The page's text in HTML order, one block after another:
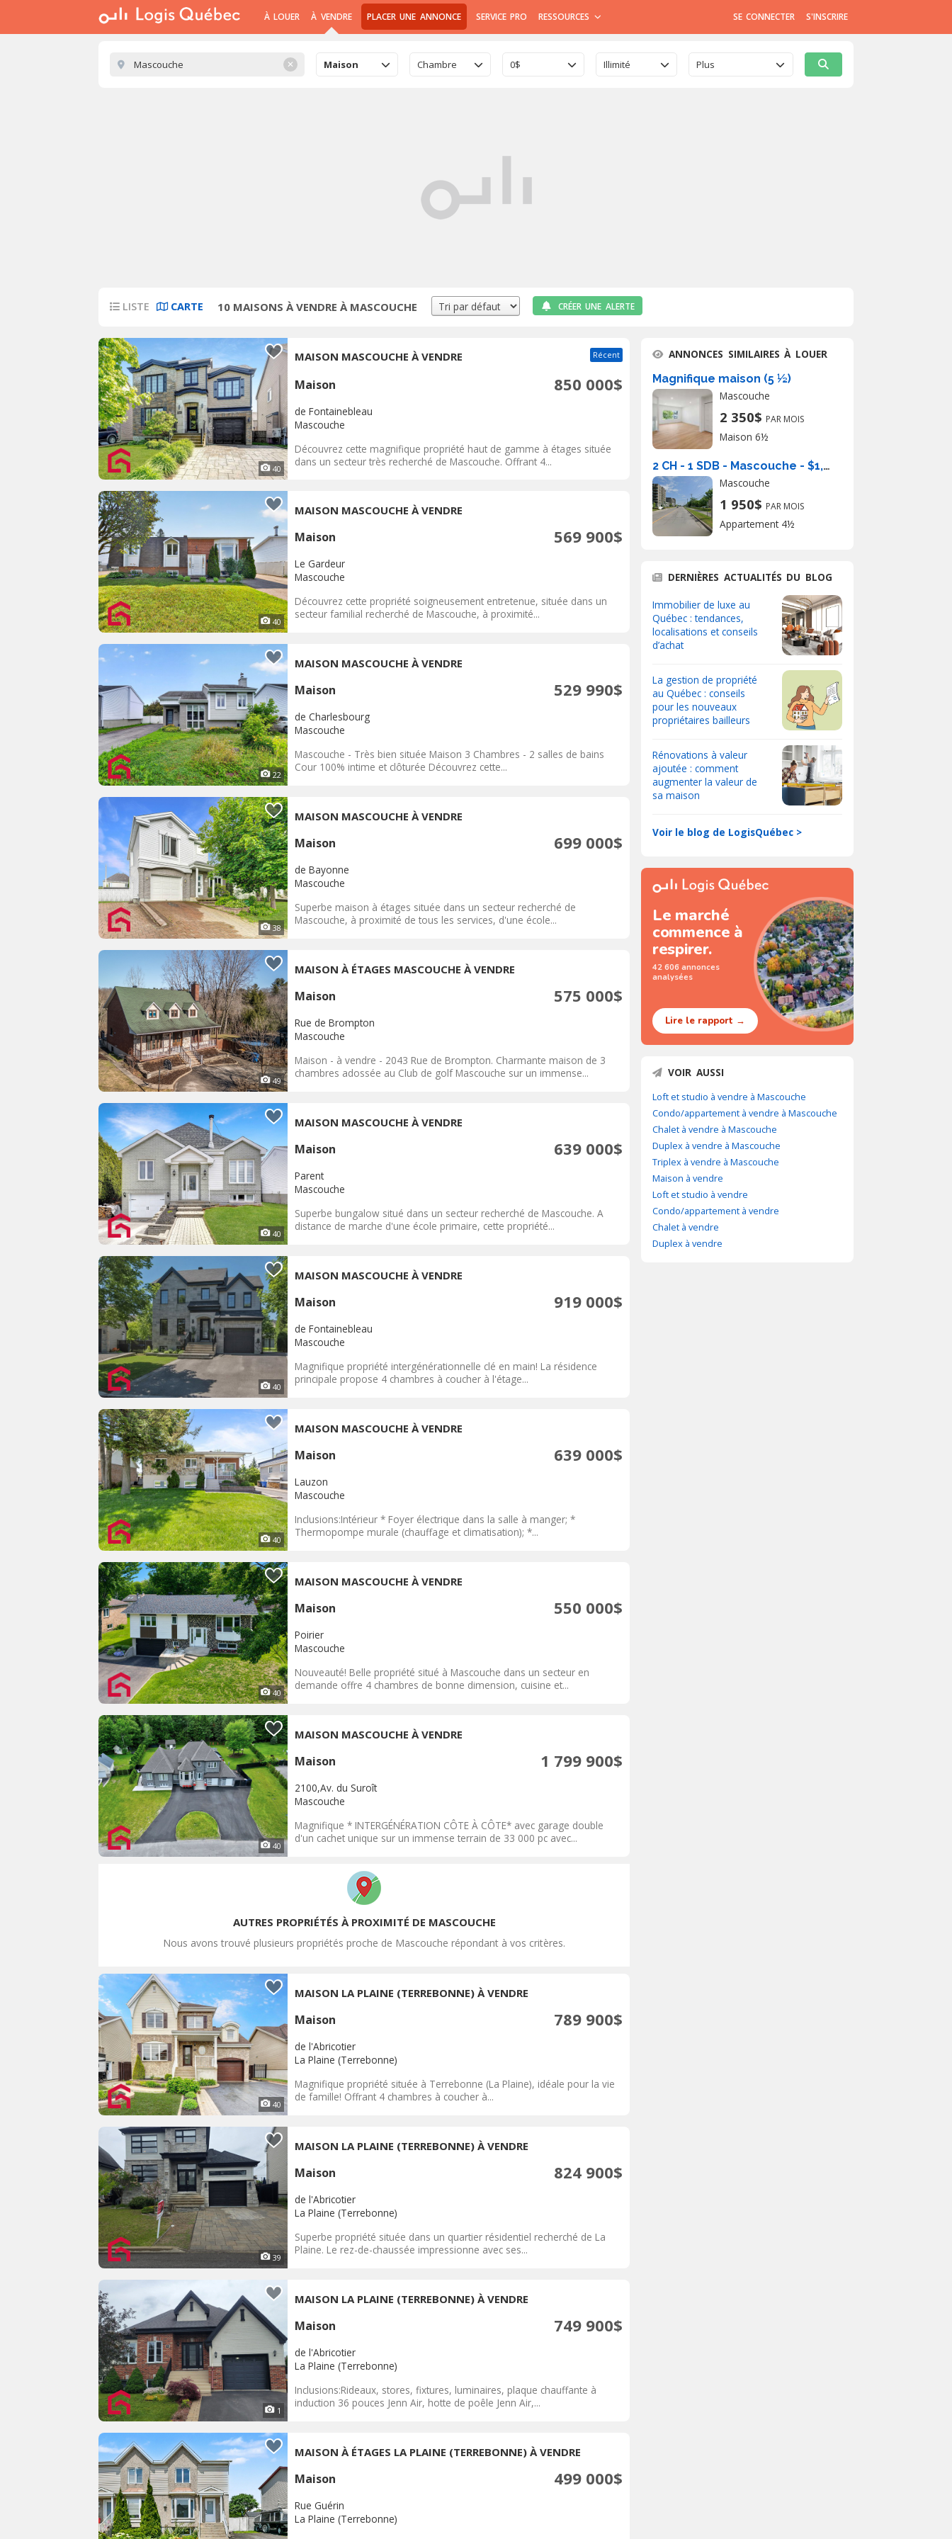
À LOUER À VENDRE PLACER UNE ANNONCE SERVICE PRO RESSOURCES SE CONNECTER S'INSCRIRE
✕ Maison Chambre 0$ Illimité Plus
LISTE CARTE 10 MAISONS À VENDRE À MASCOUCHE CRÉER UNE ALERTE
40
MAISON MASCOUCHE À VENDRE Récent
Maison 850 000$
de Fontainebleau
Mascouche
Découvrez cette magnifique propriété haut de gamme à étages située
dans un secteur très recherché de Mascouche. Offrant 4...
40
MAISON MASCOUCHE À VENDRE
Maison 569 900$
Le Gardeur
Mascouche
Découvrez cette propriété soigneusement entretenue, située dans un
secteur familial recherché de Mascouche, à proximité...
22
MAISON MASCOUCHE À VENDRE
Maison 529 990$
de Charlesbourg
Mascouche
Mascouche - Très bien située Maison 3 Chambres - 2 salles de bains
Cour 100% intime et clôturée Découvrez cette...
38
MAISON MASCOUCHE À VENDRE
Maison 699 000$
de Bayonne
Mascouche
Superbe maison à étages située dans un secteur recherché de
Mascouche, à proximité de tous les services, d'une école...
49
MAISON À ÉTAGES MASCOUCHE À VENDRE
Maison 575 000$
Rue de Brompton
Mascouche
Maison - à vendre - 2043 Rue de Brompton. Charmante maison de 3
chambres adossée au Club de golf Mascouche sur un immense...
40
MAISON MASCOUCHE À VENDRE
Maison 639 000$
Parent
Mascouche
Superbe bungalow situé dans un secteur recherché de Mascouche. A
distance de marche d'une école primaire, cette propriété...
40
MAISON MASCOUCHE À VENDRE
Maison 919 000$
de Fontainebleau
Mascouche
Magnifique propriété intergénérationnelle clé en main! La résidence
principale propose 4 chambres à coucher à l'étage...
40
MAISON MASCOUCHE À VENDRE
Maison 639 000$
Lauzon
Mascouche
Inclusions:Intérieur * Foyer électrique dans la salle à manger; *
Thermopompe murale (chauffage et climatisation); *...
40
MAISON MASCOUCHE À VENDRE
Maison 550 000$
Poirier
Mascouche
Nouveauté! Belle propriété situé à Mascouche dans un secteur en
demande offre 4 chambres de bonne dimension, cuisine et...
40
MAISON MASCOUCHE À VENDRE
Maison 1 799 900$
2100,Av. du Suroît
Mascouche
Magnifique * INTERGÉNÉRATION CÔTE À CÔTE* avec garage double
d'un cachet unique sur un immense terrain de 33 000 pc avec...
AUTRES PROPRIÉTÉS À PROXIMITÉ DE MASCOUCHE
Nous avons trouvé plusieurs propriétés proche de Mascouche répondant à vos critères.
40
MAISON LA PLAINE (TERREBONNE) À VENDRE
Maison 789 900$
de l'Abricotier
La Plaine (Terrebonne)
Magnifique propriété située à Terrebonne (La Plaine), idéale pour la vie
de famille! Offrant 4 chambres à coucher à...
39
MAISON LA PLAINE (TERREBONNE) À VENDRE
Maison 824 900$
de l'Abricotier
La Plaine (Terrebonne)
Superbe propriété située dans un quartier résidentiel recherché de La
Plaine. Le rez-de-chaussée impressionne avec ses...
1
MAISON LA PLAINE (TERREBONNE) À VENDRE
Maison 749 900$
de l'Abricotier
La Plaine (Terrebonne)
Inclusions:Rideaux, stores, fixtures, luminaires, plaque chauffante à
induction 36 pouces Jenn Air, hotte de poêle Jenn Air,...
MAISON À ÉTAGES LA PLAINE (TERREBONNE) À VENDRE
Maison 499 000$
Rue Guérin
La Plaine (Terrebonne)
ANNONCES SIMILAIRES À LOUER
Magnifique maison (5 ½)
Mascouche
2 350$ PAR MOIS
Maison 6½
2 CH - 1 SDB - Mascouche - $1,950 /mo
Mascouche
1 950$ PAR MOIS
Appartement 4½
DERNIÈRES ACTUALITÉS DU BLOG
Immobilier de luxe au
Québec : tendances,
localisations et conseils
d’achat
La gestion de propriété
au Québec : conseils
pour les nouveaux
propriétaires bailleurs
Rénovations à valeur
ajoutée : comment
augmenter la valeur de
sa maison
Voir le blog de LogisQuébec >
Le marché
commence à
respirer.
42 606 annonces
analysées
Lire le rapport →
VOIR AUSSI
Loft et studio à vendre à Mascouche
Condo/appartement à vendre à Mascouche
Chalet à vendre à Mascouche
Duplex à vendre à Mascouche
Triplex à vendre à Mascouche
Maison à vendre
Loft et studio à vendre
Condo/appartement à vendre
Chalet à vendre
Duplex à vendre